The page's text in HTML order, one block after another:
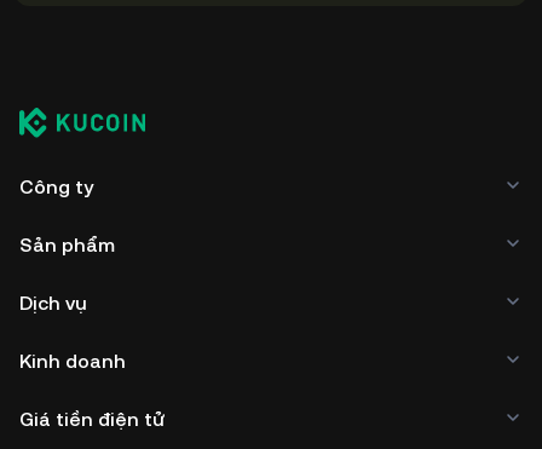
Công ty
Sản phẩm
Dịch vụ
Kinh doanh
Giá tiền điện tử